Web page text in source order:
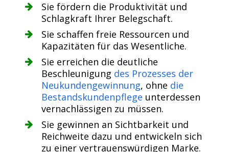
Sie fördern die Produktivität und
Schlagkraft Ihrer Belegschaft.
Sie schaffen freie Ressourcen und
Kapazitäten für das Wesentliche.
Sie erreichen die deutliche
Beschleunigung des Prozesses der
Neukundengewinnung, ohne die
Bestandskundenpflege unterdessen
vernachlässigen zu müssen.
Sie gewinnen an Sichtbarkeit und
Reichweite dazu und entwickeln sich
zu einer vertrauenswürdigen Marke.